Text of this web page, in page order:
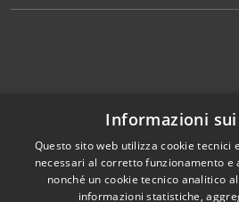
Informazioni
Questo sito web utilizza cookie tecnici
necessari al corretto funzionamento e
nonché un cookie tecnico analitico
informazioni statistiche,